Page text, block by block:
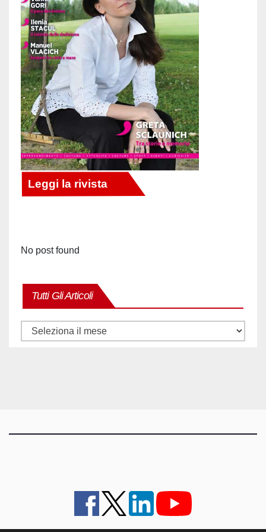
No post found
Tutti Gli Articoli
Tutti